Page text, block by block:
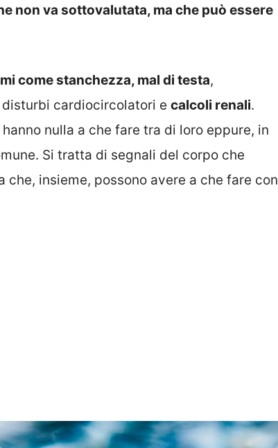
non va sottovalutata, ma che può essere
come stanchezza, mal di testa,
cardiocircolatori e calcoli renali.
nulla a che fare tra di loro eppure, in
Si tratta di segnali del corpo che
insieme, possono avere a che fare con